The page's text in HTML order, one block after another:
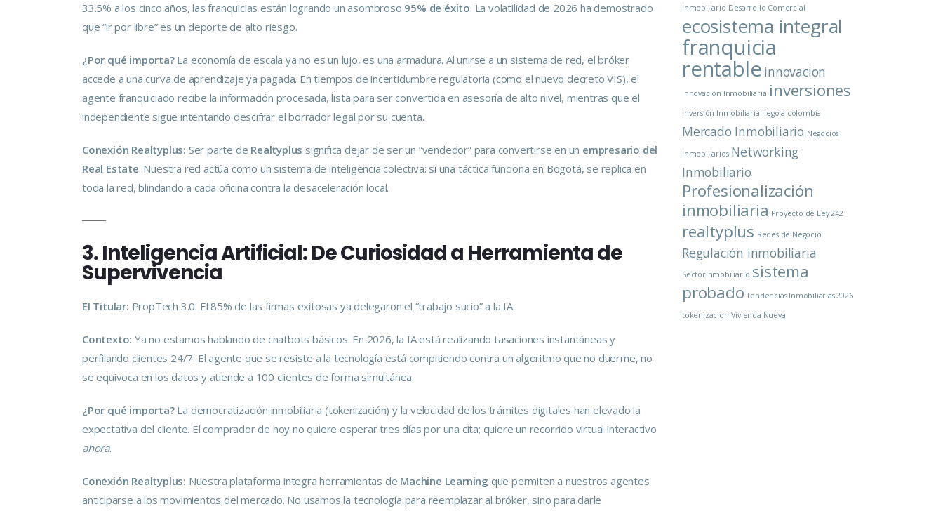
33.5% a los cinco años, las franquicias están logrando un asombroso 95% de éxito. La volatilidad de 2026 ha demostrado
que “ir por libre” es un deporte de alto riesgo.
¿Por qué importa?La economía de escala ya no es un lujo, es una armadura. Al unirse a un sistema de red, el bróker
accede a una curva de aprendizaje ya pagada. En tiempos de incertidumbre regulatoria (como el nuevo decreto VIS), el
agente franquiciado recibe la información procesada, lista para ser convertida en asesoría de alto nivel, mientras que el
independiente sigue intentando descifrar el borrador legal por su cuenta.
Conexión Realtyplus: Ser parte de Realtyplus significa dejar de ser un “vendedor” para convertirse en un empresario del
Real Estate. Nuestra red actúa como un sistema de inteligencia colectiva: si una táctica funciona en Bogotá, se replica en
toda la red, blindando a cada oficina contra la desaceleración local.
3. Inteligencia Artificial: De Curiosidad a Herramienta de
Supervivencia
El Titular: PropTech 3.0: El 85% de las firmas exitosas ya delegaron el “trabajo sucio” a la IA.
Contexto: Ya no estamos hablando de chatbots básicos. En 2026, la IA está realizando tasaciones instantáneas y
perfilando clientes 24/7. El agente que se resiste a la tecnología está compitiendo contra un algoritmo que no duerme, no
se equivoca en los datos y atiende a 100 clientes de forma simultánea.
¿Por qué importa?La democratización inmobiliaria (tokenización) y la velocidad de los trámites digitales han elevado la
expectativa del cliente. El comprador de hoy no quiere esperar tres días por una cita; quiere un recorrido virtual interactivo
ahora.
Conexión Realtyplus: Nuestra plataforma integra herramientas de Machine Learning que permiten a nuestros agentes
anticiparse a los movimientos del mercado. No usamos la tecnología para reemplazar al bróker, sino para darle
Inmobiliario Desarrollo Comercial
ecosistema integral
franquicia
rentable innovacion
Innovación Inmobiliaria inversiones
Inversión Inmobiliaria llego a colombia
Mercado Inmobiliario Negocios
Inmobiliarios Networking
Inmobiliario
Profesionalización
inmobiliaria Proyecto de Ley 242
realtyplus Redes de Negocio
Regulación inmobiliaria
SectorInmobiliario sistema
probado Tendencias Inmobiliarias 2026
tokenizacion Vivienda Nueva